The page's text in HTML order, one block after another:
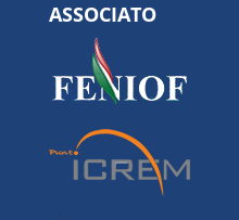
ASSOCIATO